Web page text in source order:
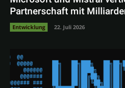
Partnerschaft mit
Entwicklung 22. Juli 2026